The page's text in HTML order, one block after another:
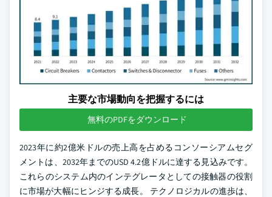
主要な市場動向を把握するには
無料のPDFをダウンロード
2023年に約2億米ドルの売上高を占めるコンソーシアムセグ
メントは、2032年までのUSD 4.2億ドルに達する見込みです。
これらのシステム内のインテグレータとしての接触器の役割
に市場が大幅にヒンジする成長。 テクノロジカルの進歩は、